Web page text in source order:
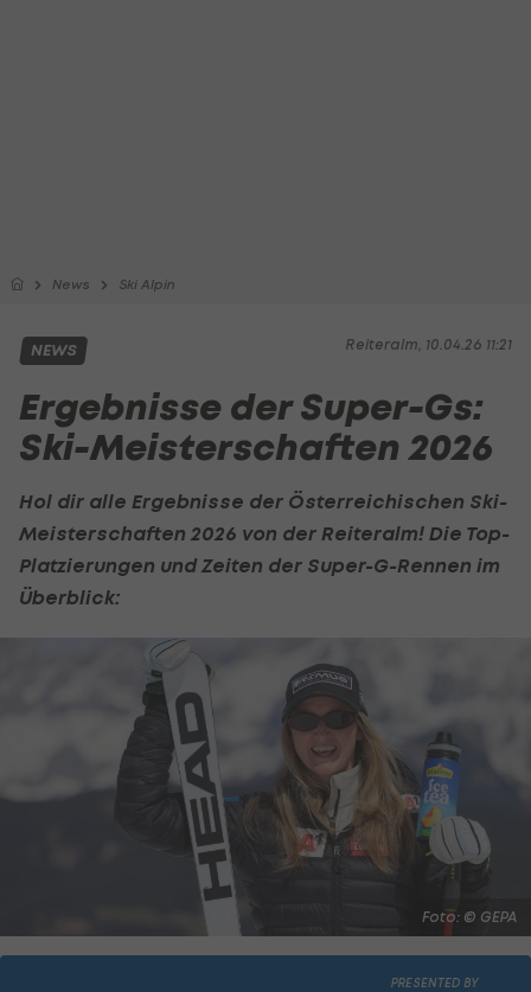
News Ski Alpin
Reiteralm, 10.04.26 11:21
NEWS
Ergebnisse der Super-Gs:
Ski-Meisterschaften 2026
Hol dir alle Ergebnisse der Österreichischen Ski-
Meisterschaften 2026 von der Reiteralm! Die Top-
Platzierungen und Zeiten der Super-G-Rennen im
Überblick:
Foto: © GEPA
PRESENTED BY